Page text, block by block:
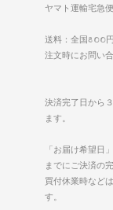
ヤマト運輸宅急
送料：全国800
注文時にお問い
決済完了日から
ます。
「お届け希望日
までにご決済の
買付休業時など
す。